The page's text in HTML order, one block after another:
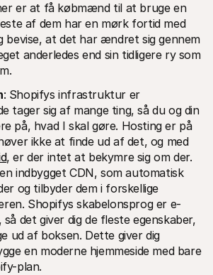
er at få købmænd til at bruge en
af dem har en mørk fortid med
at det har ændret sig gennem
anderledes end sin tidligere ry som
: Shopifys infrastruktur er
tager sig af mange ting, så du og din
på, hvad I skal gøre. Hosting er på
ikke at finde ud af det, og med
, er der intet at bekymre sig om der.
indbygget CDN, som automatisk
og tilbyder dem i forskellige
Shopifys skabelonsprog er e-
det giver dig de fleste egenskaber,
ud af boksen. Dette giver dig
en moderne hjemmeside med bare
plan.